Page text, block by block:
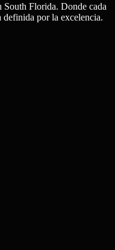
South Florida. Donde cada
definida por la excelencia.